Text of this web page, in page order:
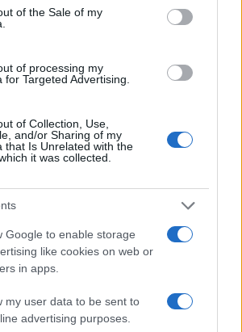
of the Sale of my
of processing my
for Targeted Advertising.
of Collection, Use,
and/or Sharing of my
that Is Unrelated with the
it was collected.
Google to enable storage
like cookies on web or
in apps.
my user data to be sent to
advertising purposes.
Stromeo